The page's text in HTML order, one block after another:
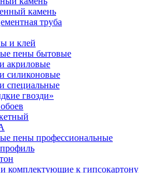
камень
труба
и клей
пены бытовые
акриловые
силиконовые
специальные
гвозди»
пены профессиональные
комплектующие к гипсокартону